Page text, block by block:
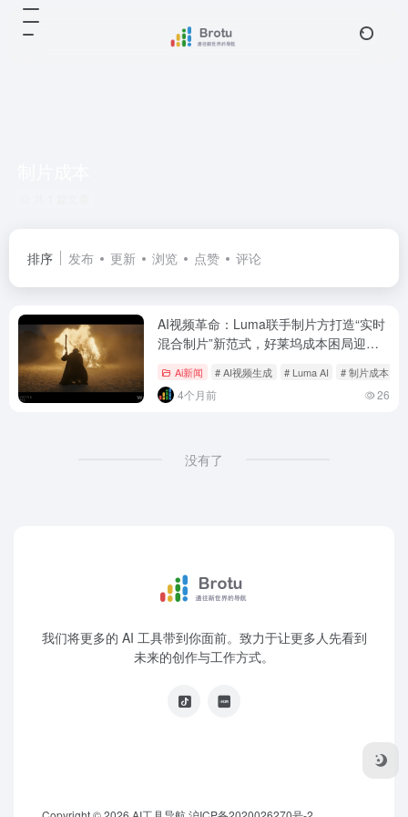
排序 发布 更新 浏览 点赞 评论
AI视频革命：Luma联手制片方打造“实时
混合制片”新范式，好莱坞成本困局迎来
Ai新闻 # AI视频生成 # Luma AI # 制片成本
4个月前 26
没有了
我们将更多的 AI 工具带到你面前。致力于让更多人先看到
未来的创作与工作方式。